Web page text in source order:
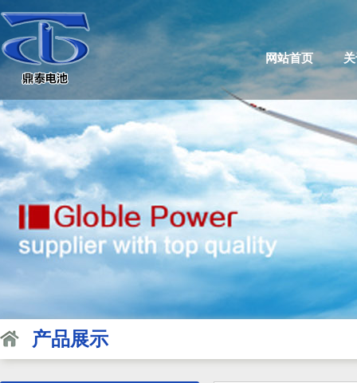
网站首页
产品展示